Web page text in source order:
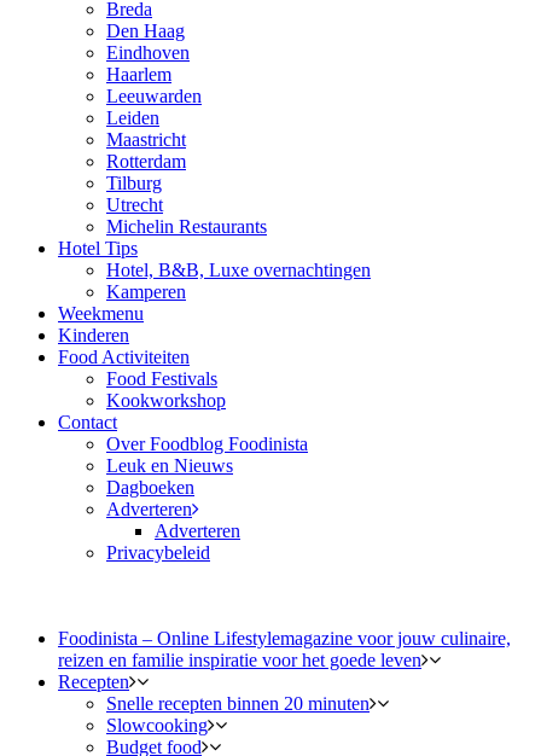
Breda
Den Haag
Eindhoven
Haarlem
Leeuwarden
Leiden
Maastricht
Rotterdam
Tilburg
Utrecht
Michelin Restaurants
Hotel Tips
Hotel, B&B, Luxe overnachtingen
Kamperen
Weekmenu
Kinderen
Food Activiteiten
Food Festivals
Kookworkshop
Contact
Over Foodblog Foodinista
Leuk en Nieuws
Dagboeken
Adverteren
Adverteren
Privacybeleid
Foodinista – Online Lifestylemagazine voor jouw culinaire,
reizen en familie inspiratie voor het goede leven
Recepten
Snelle recepten binnen 20 minuten
Slowcooking
Budget food